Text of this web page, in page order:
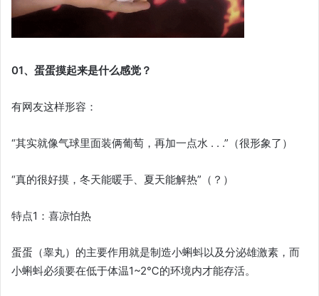
01、蛋蛋摸起来是什么感觉？
有网友这样形容：
“其实就像气球里面装俩葡萄，再加一点水 . . .”（很形象了）
“真的很好摸，冬天能暖手、夏天能解热”（？）
特点1：喜凉怕热
蛋蛋（睾丸）的主要作用就是制造小蝌蚪以及分泌雄激素，而
小蝌蚪必须要在低于体温1~2℃的环境内才能存活。